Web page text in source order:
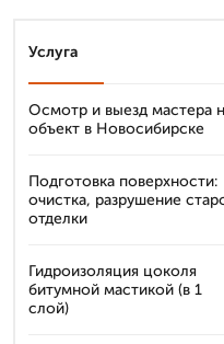
Услуга
Осмотр и выезд мастера
объект в Новосибирске
Подготовка поверхности:
очистка, разрушение
отделки
Гидроизоляция цоколя
битумной мастикой (в 1
слой)